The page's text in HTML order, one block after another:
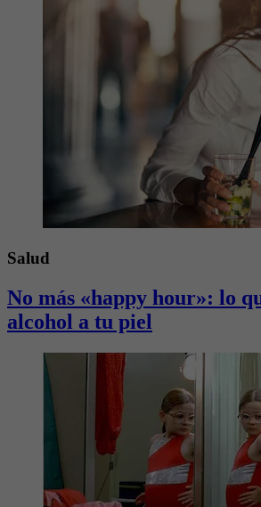
Salud
No más «happy hour»: lo
alcohol a tu piel